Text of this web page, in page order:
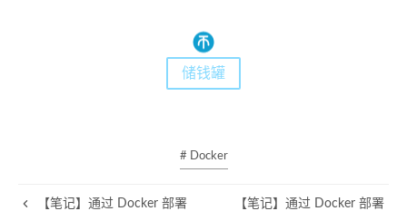
储钱罐
# Docker
【笔记】通过 Docker 部署
【笔记】通过 Docker 部署